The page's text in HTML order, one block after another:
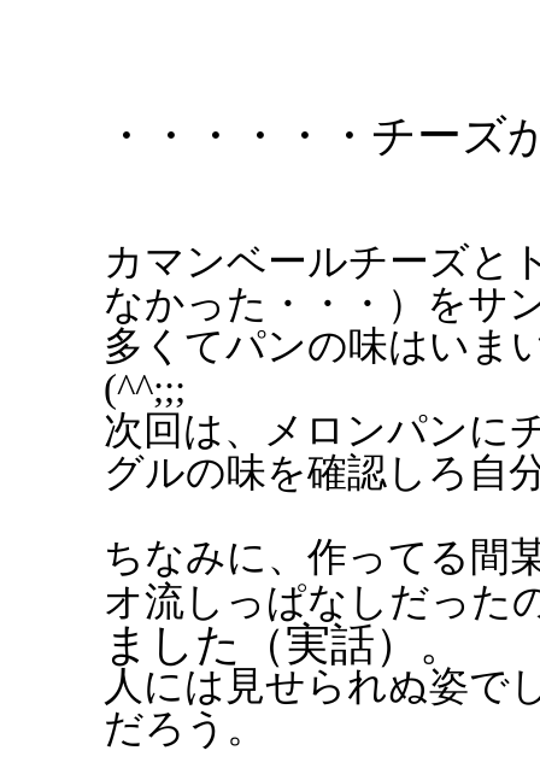
・・・・・・チーズ
カマンベールチーズと
なかった・・・）をサ
多くてパンの味はいま
(^^;;;
次回は、メロンパンに
グルの味を確認しろ自
ちなみに、作ってる間
オ流しっぱなしだった
ました（実話）。
人には見せられぬ姿で
だろう。